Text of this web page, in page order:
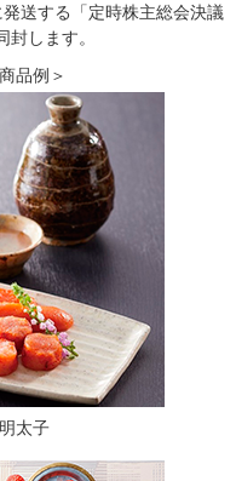
送する「定時株主総会決議
します。
品例＞
太子